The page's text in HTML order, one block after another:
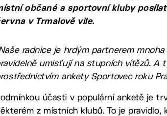
občané a sportovní kluby
v Trmalově vile.
radnice je hrdým partnerem
umisťují na stupních vítězů. A
ankety Sportovec roku
účasti v populární anketě je
z místních klubů. To je